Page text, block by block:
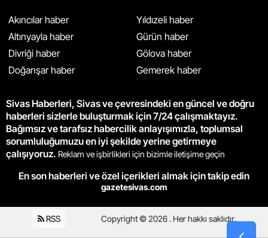
Akıncılar haber
Altınyayla haber
Divriği haber
Doğanşar haber
Yıldızeli haber
Gürün haber
Gölova haber
Gemerek haber
Sivas Haberleri, Sivas ve çevresindeki en güncel ve doğru
haberleri sizlerle buluşturmak için 7/24 çalışmaktayız.
Bağımsız ve tarafsız habercilik anlayışımızla, toplumsal
sorumluluğumuzu en iyi şekilde yerine getirmeye
çalışıyoruz. Reklam ve işbirlikleri için bizimle iletişime geçin
En son haberleri ve özel içerikleri almak için takip edin
gazetesivas.com
RSS Copyright © 2026 . Her hakkı saklıdır.